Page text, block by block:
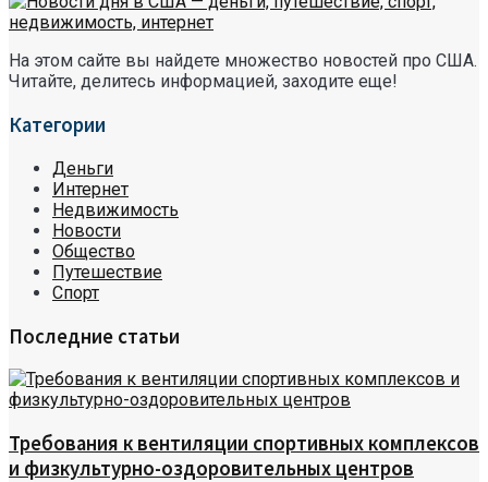
На этом сайте вы найдете множество новостей про США.
Читайте, делитесь информацией, заходите еще!
Категории
Деньги
Интернет
Недвижимость
Новости
Общество
Путешествие
Спорт
Последние статьи
Требования к вентиляции спортивных комплексов
и физкультурно-оздоровительных центров